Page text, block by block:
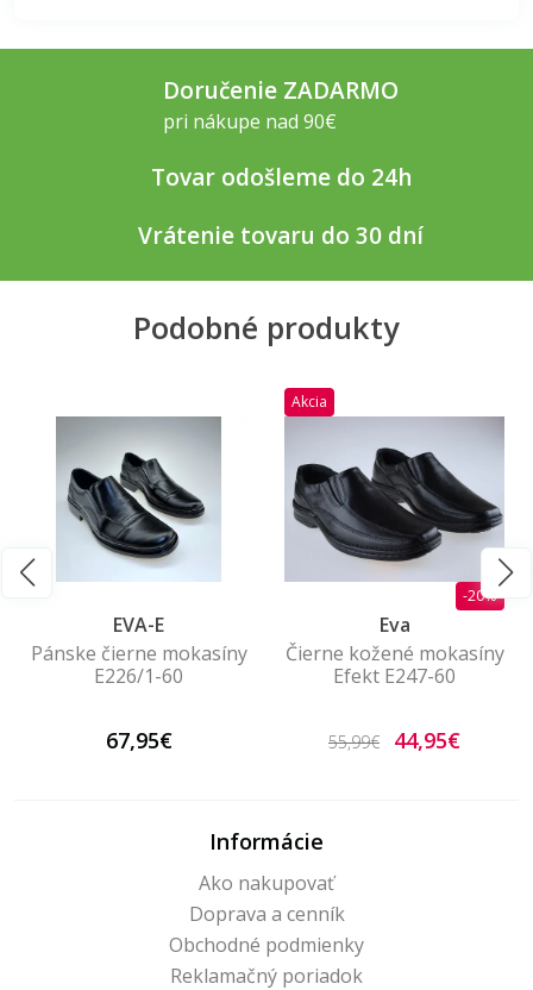
Doručenie ZADARMO
pri nákupe nad 90€
Tovar odošleme do 24h
Vrátenie tovaru do 30 dní
Podobné produkty
EVA-E
Pánske čierne mokasíny
E226/1-60
67,95€
Akcia
-20%
Eva
Čierne kožené mokasíny
Efekt E247-60
55,99€ 44,95€
Informácie
Ako nakupovať
Doprava a cenník
Obchodné podmienky
Reklamačný poriadok